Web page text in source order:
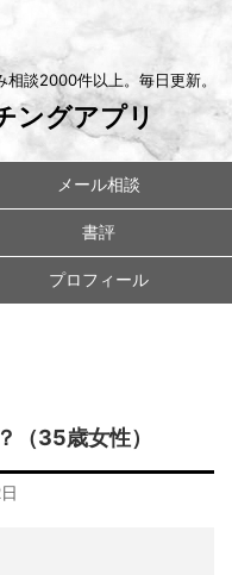
談2000件以上。毎日更新。
ングアプリ
メール相談
書評
プロフィール
（35歳女性）